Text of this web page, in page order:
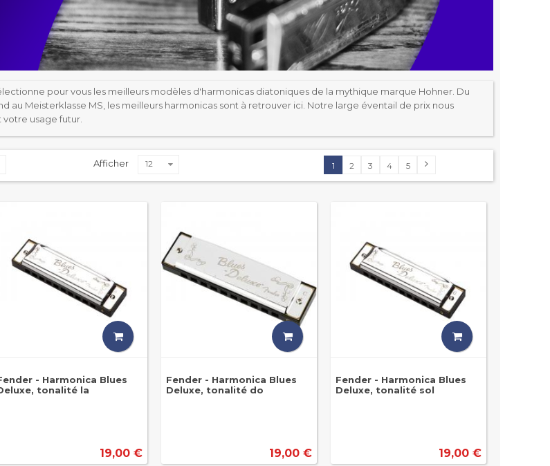
pour vous les meilleurs modèles d'harmonicas diatoniques de la mythique marque Hohner. Du
au Meisterklasse MS, les meilleurs harmonicas sont à retrouver ici. Notre large éventail de prix nous
usage futur.
1 2 3 4 5
Afficher 12
- Harmonica Blues
tonalité la
19,00 €
Fender - Harmonica Blues
Deluxe, tonalité do
19,00 €
Fender - Harmonica Blues
Deluxe, tonalité sol
19,00 €